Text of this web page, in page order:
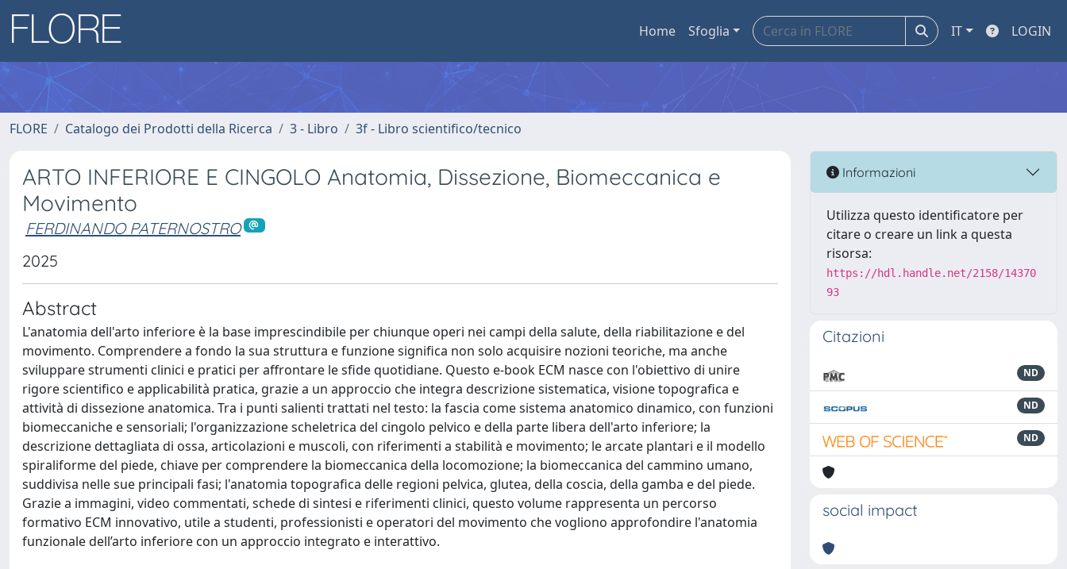
Home Sfoglia IT LOGIN
FLORE Catalogo dei Prodotti della Ricerca 3 - Libro 3f - Libro scientifico/tecnico
ARTO INFERIORE E CINGOLO Anatomia, Dissezione, Biomeccanica e
Movimento
FERDINANDO PATERNOSTRO
2025
Abstract
L'anatomia dell'arto inferiore è la base imprescindibile per chiunque operi nei campi della salute, della riabilitazione e del
movimento. Comprendere a fondo la sua struttura e funzione significa non solo acquisire nozioni teoriche, ma anche
sviluppare strumenti clinici e pratici per affrontare le sfide quotidiane. Questo e-book ECM nasce con l'obiettivo di unire
rigore scientifico e applicabilità pratica, grazie a un approccio che integra descrizione sistematica, visione topografica e
attività di dissezione anatomica. Tra i punti salienti trattati nel testo: la fascia come sistema anatomico dinamico, con funzioni
biomeccaniche e sensoriali; l'organizzazione scheletrica del cingolo pelvico e della parte libera dell'arto inferiore; la
descrizione dettagliata di ossa, articolazioni e muscoli, con riferimenti a stabilità e movimento; le arcate plantari e il modello
spiraliforme del piede, chiave per comprendere la biomeccanica della locomozione; la biomeccanica del cammino umano,
suddivisa nelle sue principali fasi; l'anatomia topografica delle regioni pelvica, glutea, della coscia, della gamba e del piede.
Grazie a immagini, video commentati, schede di sintesi e riferimenti clinici, questo volume rappresenta un percorso
formativo ECM innovativo, utile a studenti, professionisti e operatori del movimento che vogliono approfondire l'anatomia
funzionale dell’arto inferiore con un approccio integrato e interattivo.
Informazioni
Utilizza questo identificatore per
citare o creare un link a questa
risorsa:
https://hdl.handle.net/2158/14370
93
Citazioni
ND
ND
ND
social impact